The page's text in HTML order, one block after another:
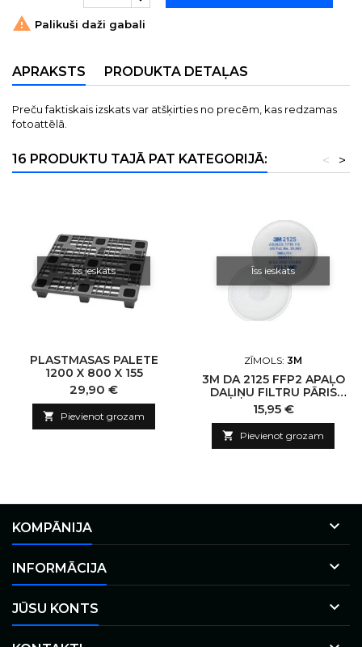
 Palikuši daži gabali
APRAKSTS PRODUKTA DETAĻAS
Preču faktiskais izskats var atšķirties no precēm, kas redzamas
fotoattēlā.
16 PRODUKTU TAJĀ PAT KATEGORIJĀ: >
<
Īss ieskats
PLASTMASAS PALETE
1200 X 800 X 155
Cena
29,90 €
 Pievienot grozam
Īss ieskats
ZĪMOLS: 3M
3M DA 2125 FFP2 APAĻO
DAĻIŅU FILTRU PĀRIS
(2GB)
Cena
15,95 €
 Pievienot grozam
KOMPĀNIJA 
INFORMĀCIJA 
JŪSU KONTS 